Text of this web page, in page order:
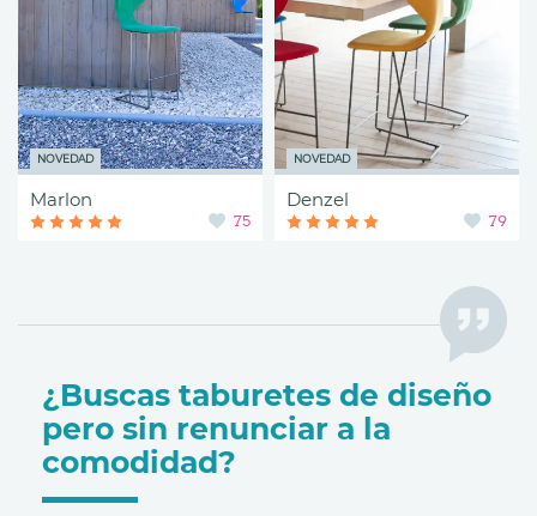
¿Buscas taburetes de diseño
pero sin renunciar a la
comodidad?
NOVEDAD
Marlon
75
NOVEDAD
Denzel
79